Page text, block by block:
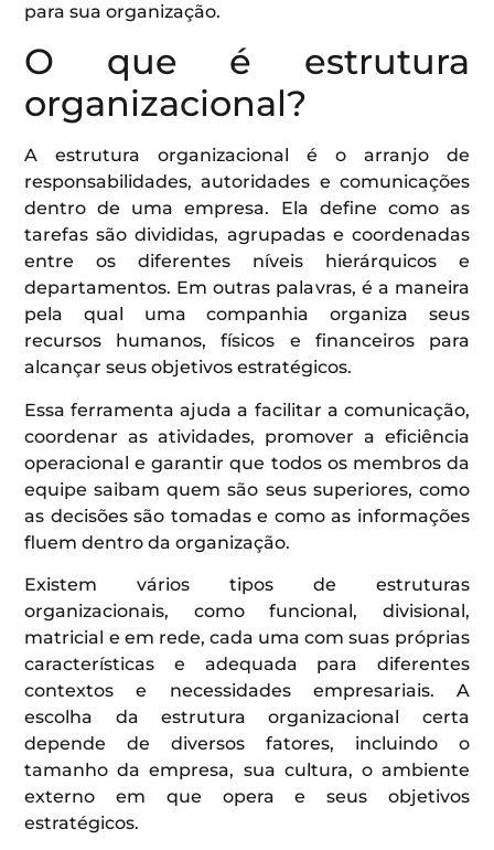
para sua organização.
O que é estrutura
organizacional?
A estrutura organizacional é o arranjo de
responsabilidades, autoridades e comunicações
dentro de uma empresa. Ela define como as
tarefas são divididas, agrupadas e coordenadas
entre os diferentes níveis hierárquicos e
departamentos. Em outras palavras, é a maneira
pela qual uma companhia organiza seus
recursos humanos, físicos e financeiros para
alcançar seus objetivos estratégicos.
Essa ferramenta ajuda a facilitar a comunicação,
coordenar as atividades, promover a eficiência
operacional e garantir que todos os membros da
equipe saibam quem são seus superiores, como
as decisões são tomadas e como as informações
fluem dentro da organização.
Existem vários tipos de estruturas
organizacionais, como funcional, divisional,
matricial e em rede, cada uma com suas próprias
características e adequada para diferentes
contextos e necessidades empresariais. A
escolha da estrutura organizacional certa
depende de diversos fatores, incluindo o
tamanho da empresa, sua cultura, o ambiente
externo em que opera e seus objetivos
estratégicos.